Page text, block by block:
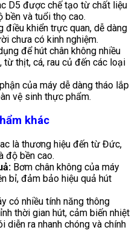
D5 được chế tạo từ chất liệu
bền và tuổi thọ cao.
điều khiển trực quan, dễ dàng
chưa có kinh nghiệm.
để hút chân không nhiều
từ thịt, cá, rau củ đến các loại
của máy dễ dàng tháo lắp
vệ sinh thực phẩm.
khác
là thương hiệu đến từ Đức,
độ bền cao.
Bơm chân không của máy
bỉ, đảm bảo hiệu quả hút
có nhiều tính năng thông
thời gian hút, cảm biến nhiệt
diễn ra nhanh chóng và chính